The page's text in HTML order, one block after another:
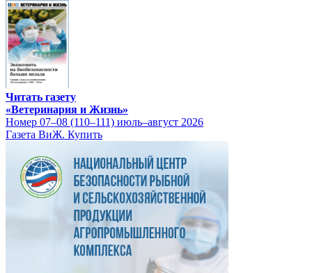
Читать газету
«Ветеринария и Жизнь»
Номер 07–08 (110–111) июль–август 2026
Газета ВиЖ. Купить